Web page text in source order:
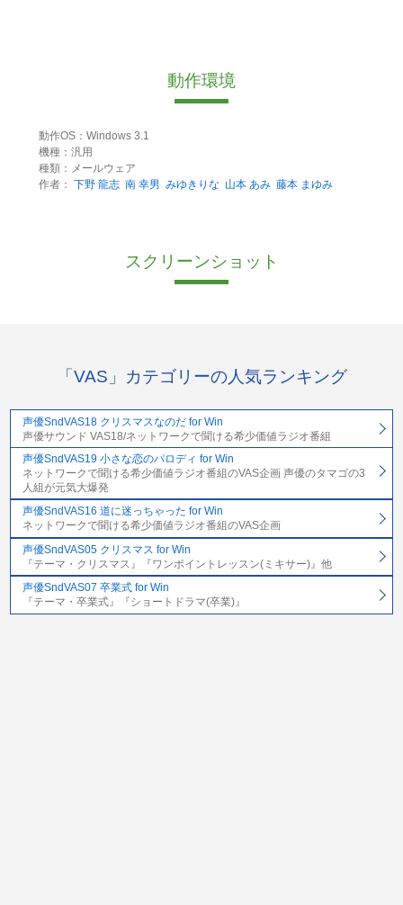
動作環境
動作OS：Windows 3.1
機種：汎用
種類：メールウェア
作者： 下野 龍志 南 幸男 みゆきりな 山本 あみ 藤本 まゆみ
スクリーンショット
「VAS」カテゴリーの人気ランキング
声優SndVAS18 クリスマスなのだ for Win
声優サウンド VAS18/ネットワークで聞ける希少価値ラジオ番組
声優SndVAS19 小さな恋のパロディ for Win
ネットワークで聞ける希少価値ラジオ番組のVAS企画 声優のタマゴの3
人組が元気大爆発
声優SndVAS16 道に迷っちゃった for Win
ネットワークで聞ける希少価値ラジオ番組のVAS企画
声優SndVAS05 クリスマス for Win
『テーマ・クリスマス』『ワンポイントレッスン(ミキサー)』他
声優SndVAS07 卒業式 for Win
『テーマ・卒業式』『ショートドラマ(卒業)』